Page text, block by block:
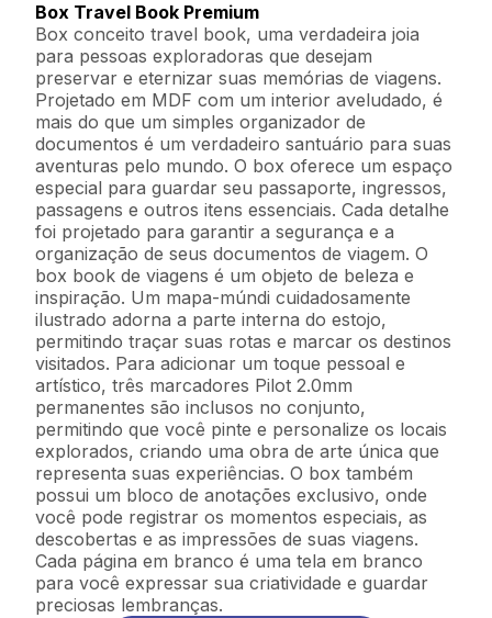
Box Travel Book Premium
Box conceito travel book, uma verdadeira joia
para pessoas exploradoras que desejam
preservar e eternizar suas memórias de viagens.
Projetado em MDF com um interior aveludado, é
mais do que um simples organizador de
documentos é um verdadeiro santuário para suas
aventuras pelo mundo. O box oferece um espaço
especial para guardar seu passaporte, ingressos,
passagens e outros itens essenciais. Cada detalhe
foi projetado para garantir a segurança e a
organização de seus documentos de viagem. O
box book de viagens é um objeto de beleza e
inspiração. Um mapa-múndi cuidadosamente
ilustrado adorna a parte interna do estojo,
permitindo traçar suas rotas e marcar os destinos
visitados. Para adicionar um toque pessoal e
artístico, três marcadores Pilot 2.0mm
permanentes são inclusos no conjunto,
permitindo que você pinte e personalize os locais
explorados, criando uma obra de arte única que
representa suas experiências. O box também
possui um bloco de anotações exclusivo, onde
você pode registrar os momentos especiais, as
descobertas e as impressões de suas viagens.
Cada página em branco é uma tela em branco
para você expressar sua criatividade e guardar
preciosas lembranças.